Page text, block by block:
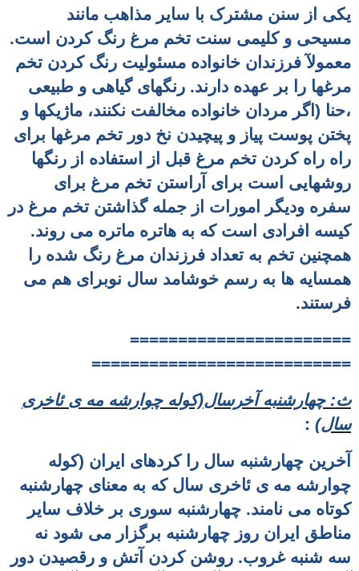
یکی از سنن مشترک با سایر مذاهب مانند
مسیحی و کلیمی سنت تخم مرغ رنگ کردن است.
معمولآ فرزندان خانواده مسئولیت رنگ کردن تخم
مرغها را بر عهده دارند. رنگهای گیاهی و طبیعی
،حنا (اگر مردان خانواده مخالفت نکنند، ماژیکها و
پختن پوست پیاز و پیچیدن نخ دور تخم مرغها برای
راه راه کردن تخم مرغ قبل از استفاده از رنگها
روشهایی است برای آراستن تخم مرغ برای
سفره ودیگر امورات از جمله گذاشتن تخم مرغ در
کیسه افرادی است که به هاتره ماتره می روند.
همچنین تخم به تعداد فرزندان مرغ رنگ شده را
همسایه ها به رسم خوشامد سال نوبرای هم می
فرستند.
=======================
===========================
ث: چهارشنبه آخرسال(کوله چوارشه مه ی ئاخری
سال) :
آخرین چهارشنبه سال را كردهای ایران (کوله
چوارشه مه ی ئاخری سال که به معنای چهارشنبه
کوتاه می نامند. چهارشنبه سوری بر خلاف سایر
مناطق ایران روز چهارشنبه برگزار می شود نه
سه شنبه غروب. روشن کردن آتش و رقصیدن دور